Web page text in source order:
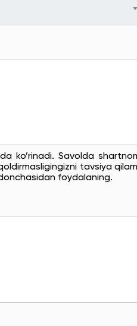
ko’rinadi. Savolda
tavsiya
foydalaning.